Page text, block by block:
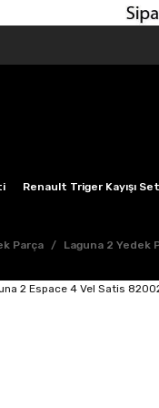
Renault Triger Kayışı
Parça Laguna 2 Yedek